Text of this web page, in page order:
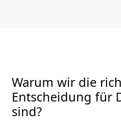
Warum wir die
Entscheidung für
sind?